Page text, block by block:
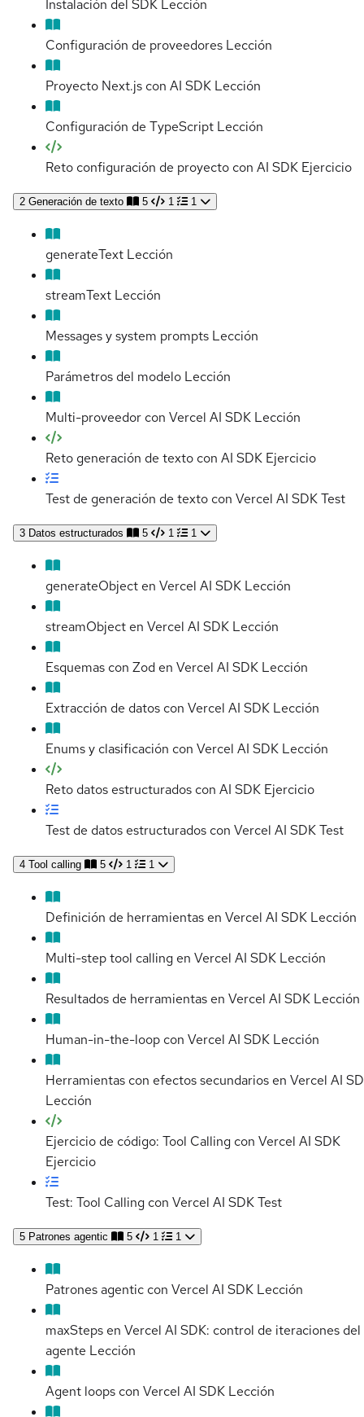
Instalación del SDK Lección
Configuración de proveedores Lección
Proyecto Next.js con AI SDK Lección
Configuración de TypeScript Lección
Reto configuración de proyecto con AI SDK Ejercicio
2 Generación de texto 5 1 1
generateText Lección
streamText Lección
Messages y system prompts Lección
Parámetros del modelo Lección
Multi-proveedor con Vercel AI SDK Lección
Reto generación de texto con AI SDK Ejercicio
Test de generación de texto con Vercel AI SDKTest
3 Datos estructurados 5 1 1
generateObject en Vercel AI SDK Lección
streamObject en Vercel AI SDK Lección
Esquemas con Zod en Vercel AI SDK Lección
Extracción de datos con Vercel AI SDK Lección
Enums y clasificación con Vercel AI SDK Lección
Reto datos estructurados con AI SDK Ejercicio
Test de datos estructurados con Vercel AI SDKTest
4 Tool calling 5 1 1
Definición de herramientas en Vercel AI SDK Lección
Multi-step tool calling en Vercel AI SDK Lección
Resultados de herramientas en Vercel AI SDK Lección
Human-in-the-loop con Vercel AI SDK Lección
Herramientas con efectos secundarios en Vercel AI
Lección
Ejercicio de código: Tool Calling con Vercel AI SDK
Ejercicio
Test: Tool Calling con Vercel AI SDKTest
5 Patrones agentic 5 1 1
Patrones agentic con Vercel AI SDK Lección
maxSteps en Vercel AI SDK: control de iteraciones del
agente Lección
Agent loops con Vercel AI SDK Lección